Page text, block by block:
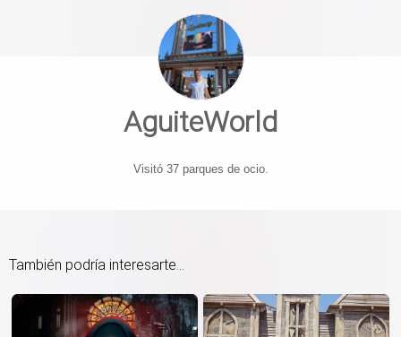
AguiteWorld
Visitó 37 parques de ocio.
También podría interesarte...